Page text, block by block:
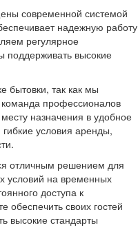
современной системой
надежную работу
регулярное
поддерживать высокие
бытовки, так как мы
профессионалов
назначения в удобное
условия аренды,
отличным решением для
условий на временных
доступа к
своих гостей
высокие стандарты